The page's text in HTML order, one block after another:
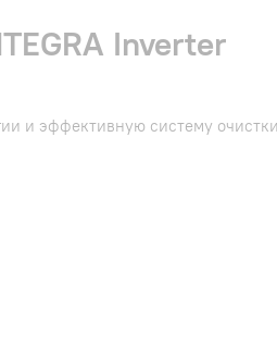
Inverter
и эффективную систему